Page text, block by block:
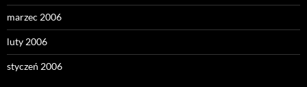
marzec 2006
luty 2006
styczeń 2006